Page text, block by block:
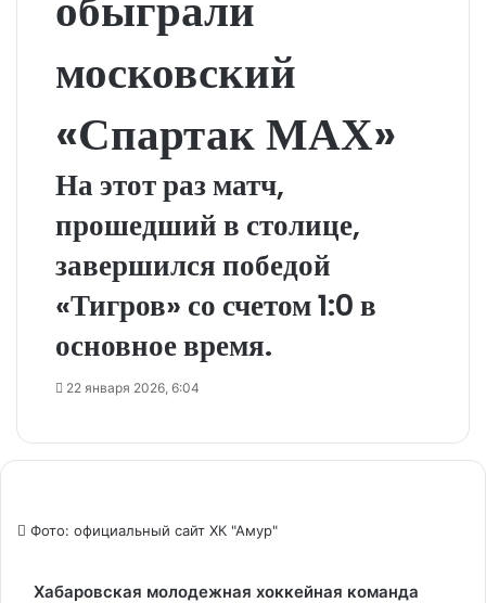
московский
«Спартак МАХ»
На этот раз матч,
прошедший в столице,
завершился победой
«Тигров» со счетом 1:0 в
основное время.
22 января 2026, 6:04
Фото: официальный сайт ХК "Амур"
Хабаровская молодежная хоккейная команда